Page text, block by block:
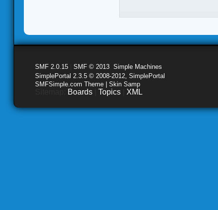
SMF 2.0.15 SMF © 2013 Simple Machines
SimplePortal 2.3.5 © 2008-2012, SimplePortal
SMFSimple.com Theme | Skin Samp
Boards Topics XML